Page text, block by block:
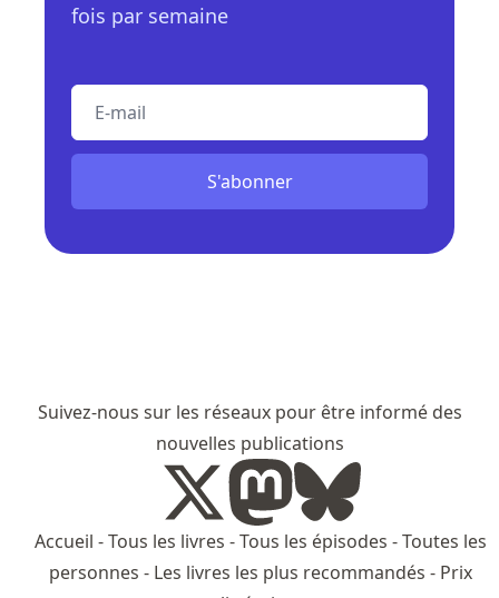
fois par semaine
E-mail
S'abonner
Suivez-nous sur les réseaux pour être informé des
nouvelles publications
Accueil -Tous les livres -Tous les épisodes -Toutes les
personnes - Les livres les plus recommandés - Prix